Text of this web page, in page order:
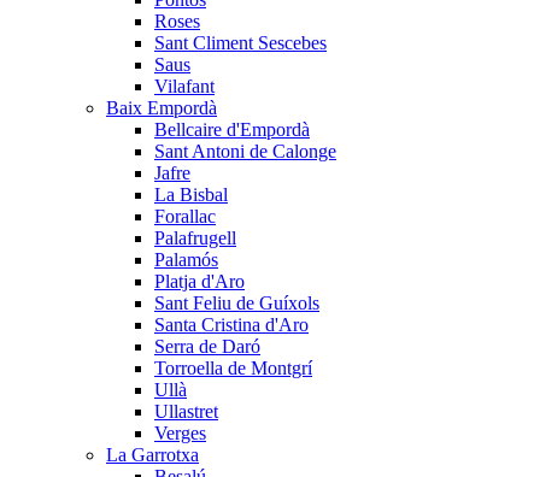
Roses
Sant Climent Sescebes
Saus
Vilafant
Baix Empordà
Bellcaire d'Empordà
Sant Antoni de Calonge
Jafre
La Bisbal
Forallac
Palafrugell
Palamós
Platja d'Aro
Sant Feliu de Guíxols
Santa Cristina d'Aro
Serra de Daró
Torroella de Montgrí
Ullà
Ullastret
Verges
La Garrotxa